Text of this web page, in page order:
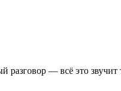
— всё это